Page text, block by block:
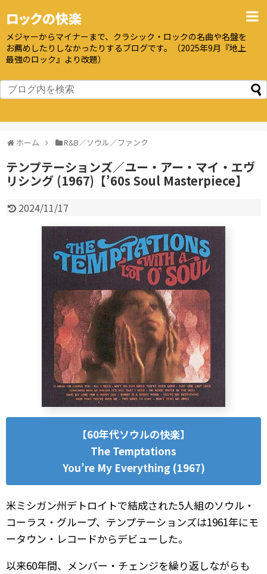
ロックの快楽
メジャーからマイナーまで、クラシック・ロックの名曲や名盤を
お薦めしたりしなかったりするブログです。（2025年9月『地上
最強のロック』より改題）
ホーム R&B／ソウル／ファンク
テンプテーションズ／ユー・アー・マイ・エヴ
リシング (1967)【’60s Soul Masterpiece】
2024/11/17
【60年代ソウルの快楽】
The Temptations
You’re My Everything (1967)
米ミシガン州デトロイトで結成された5人組のソウル・
コーラス・グループ、テンプテーションズは1961年にモ
ータウン・レコードからデビューした。
以来60年間、メンバー・チェンジを繰り返しながらも